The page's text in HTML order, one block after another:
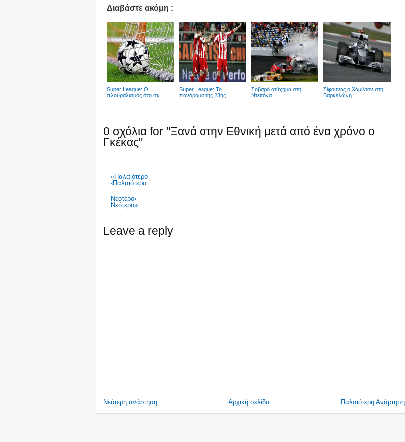
Διαβάστε ακόμη :
Super League: Ο
πλουραλισμός στο σκ...
Super League: Το
πανόραμα της 23ης ...
Σοβαρό ατύχημα στη
Ντεϊτόνα
Σίφουνας ο Χάμιλτον στη
Βαρκελώνη
0 σχόλια for "Ξανά στην Εθνική μετά από ένα χρόνο ο
Γκέκας"
«Παλαιότερο
‹Παλαιότερο
Νεότερο›
Νεότερο»
Leave a reply
Νεότερη ανάρτηση Παλαιότερη Ανάρτηση
Αρχική σελίδα